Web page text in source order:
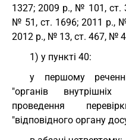
1327; 2009 р., № 101, ст.
№ 51, ст. 1696; 2011 р.,
2012 р., № 13, ст. 467, №
1) у пункті 40:
у першому
"органів
проведення
"відповідного органу